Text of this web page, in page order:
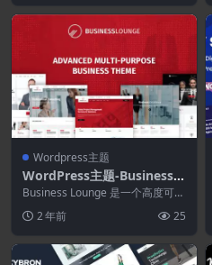
Wordpress主题
WordPress主题-Business L
ounge 2.1–多用途咨询和财
务主题
Business Lounge 是一个高度可定
信息...2 年前 25